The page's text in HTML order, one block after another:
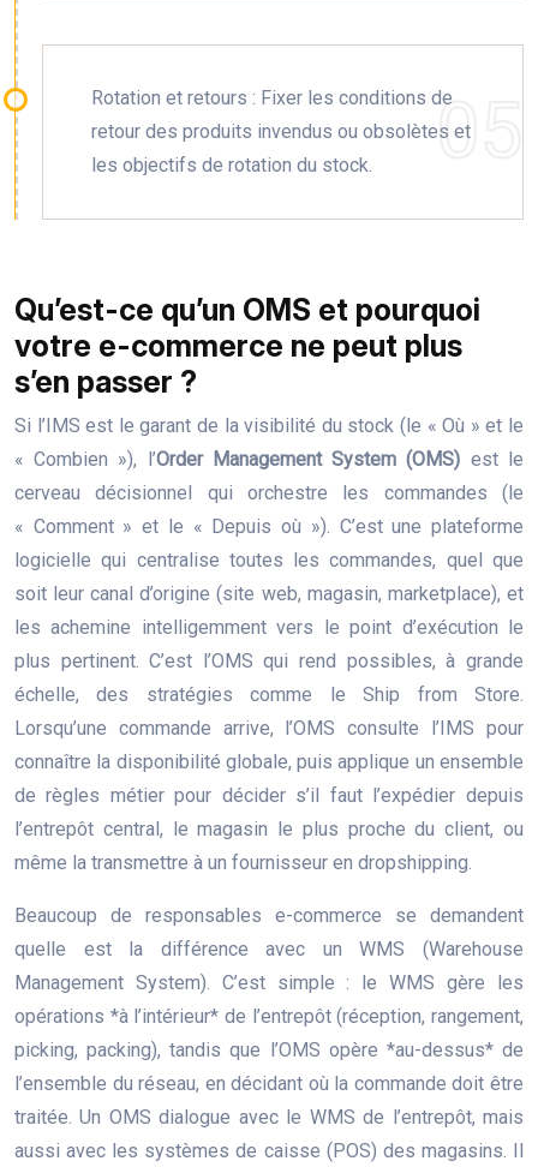
Rotation et retours : Fixer les conditions de
retour des produits invendus ou obsolètes et
les objectifs de rotation du stock.
Qu’est-ce qu’un OMS et pourquoi
votre e-commerce ne peut plus
s’en passer ?
Si l’IMS est le garant de la visibilité du stock (le « Où » et le
« Combien »), l’Order Management System (OMS) est le
cerveau décisionnel qui orchestre les commandes (le
« Comment » et le « Depuis où »). C’est une plateforme
logicielle qui centralise toutes les commandes, quel que
soit leur canal d’origine (site web, magasin, marketplace), et
les achemine intelligemment vers le point d’exécution le
plus pertinent. C’est l’OMS qui rend possibles, à grande
échelle, des stratégies comme le Ship from Store.
Lorsqu’une commande arrive, l’OMS consulte l’IMS pour
connaître la disponibilité globale, puis applique un ensemble
de règles métier pour décider s’il faut l’expédier depuis
l’entrepôt central, le magasin le plus proche du client, ou
même la transmettre à un fournisseur en dropshipping.
Beaucoup de responsables e-commerce se demandent
quelle est la différence avec un WMS (Warehouse
Management System). C’est simple : le WMS gère les
opérations *à l’intérieur* de l’entrepôt (réception, rangement,
picking, packing), tandis que l’OMS opère *au-dessus* de
l’ensemble du réseau, en décidant où la commande doit être
traitée. Un OMS dialogue avec le WMS de l’entrepôt, mais
aussi avec les systèmes de caisse (POS) des magasins. Il